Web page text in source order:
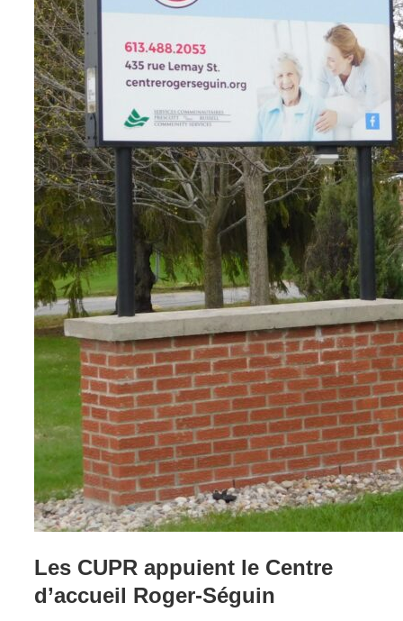
Les CUPR appuient le Centre
d’accueil Roger-Séguin